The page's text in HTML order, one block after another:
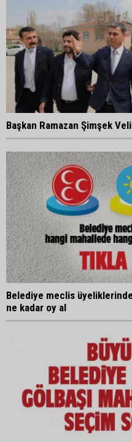
Başkan Ramazan Şimşek
Belediye meclis
ne kadar oy al